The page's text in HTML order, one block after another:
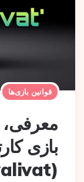
قوانین بازی‌ها
بازی
(Kryt-navalivat)